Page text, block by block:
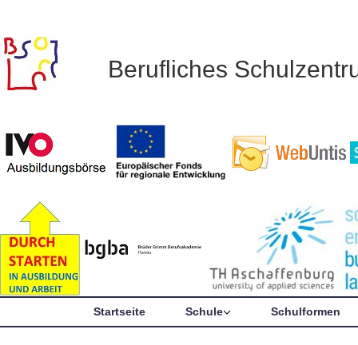
Berufliches
Startseite Schule Schulformen